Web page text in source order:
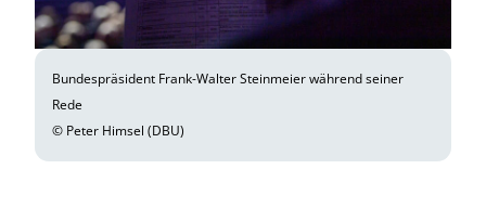
Bundespräsident Frank-Walter Steinmeier während seiner
Rede
© Peter Himsel (DBU)